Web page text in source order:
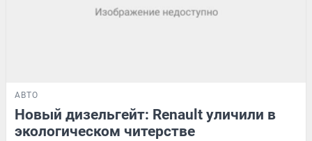
АВТО
Новый дизельгейт: Renault уличили в
экологическом читерстве